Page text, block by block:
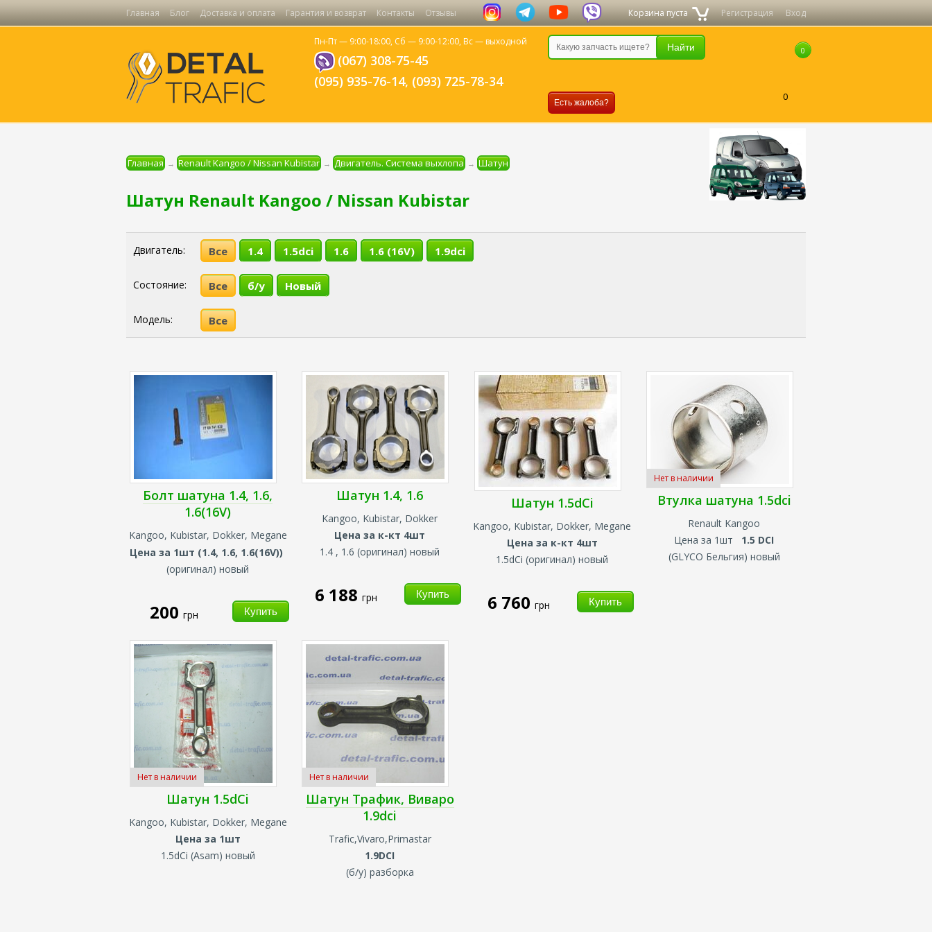
Главная Блог Доставка и оплата Гарантия и возврат Контакты Отзывы Регистрация Вход
Корзина пуста
Пн-Пт — 9:00-18:00, Сб — 9:00-12:00, Вс — выходной
(067) 308-75-45
(095) 935-76-14, (093) 725-78-34
Есть жалоба?
0
0
Главная → Renault Kangoo / Nissan Kubistar → Двигатель. Система выхлопа → Шатун
Шатун Renault Kangoo / Nissan Kubistar
Двигатель: Все 1.4 1.5dci 1.6 1.6 (16V) 1.9dci
Состояние: Все б/у Новый
Модель: Все
Болт шатуна 1.4, 1.6,
1.6(16V)
Kangoo, Kubistar, Dokker, Megane
Цена за 1шт (1.4, 1.6, 1.6(16V))
(оригинал) новый
200 грн
Шатун 1.4, 1.6
Kangoo, Kubistar, Dokker
Цена за к-кт 4шт
1.4 , 1.6 (оригинал) новый
6 188грн
Шатун 1.5dCi
Kangoo, Kubistar, Dokker, Megane
Цена за к-кт 4шт
1.5dCi (оригинал) новый
6 760 грн
Нет в наличии
Втулка шатуна 1.5dci
Renault Kangoo
Цена за 1шт 1.5 DCI
(GLYCO Бельгия) новый
Нет в наличии
Шатун 1.5dCi
Kangoo, Kubistar, Dokker, Megane
Цена за 1шт
1.5dCi (Asam) новый
Нет в наличии
Шатун Трафик, Виваро
1.9dci
Trafic,Vivaro,Primastar
1.9DCI
(б/у) разборка